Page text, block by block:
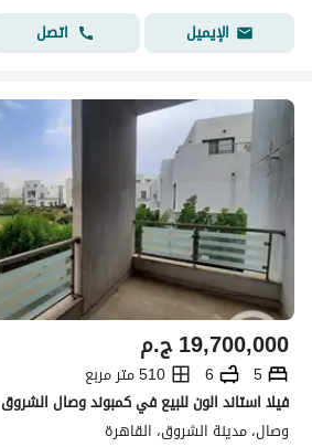
الإيميل
اتصل
ج.م19,700,000
5
6
510 متر مربع
فيلا استاند الون للبيع في كمبوند وصال الشروق
وصال، مدينة الشروق، القاهرة